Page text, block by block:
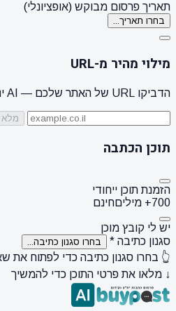
תאריך פרסום מבוקש (אופציונלי)
בחרו תאריך...
מילוי מהיר מ-URL
הדביקו URL של האתר שלכם — AI ינתח, יחקור וימלא אוטומטית שם מותג, קהל יעד, סגנון + 3 הצעות נושאים
מלא
תוכן הכתבה
הזמנת תוכן ייחודי
700+ מילים
חינם
יש לי קובץ מוכן
סגנון כתיבה * בחרו סגנון כתיבה...
👆 בחרו סגנון כתיבה כדי לפתוח את
↓ מלאו את פרטי התוכן כדי להמשיך